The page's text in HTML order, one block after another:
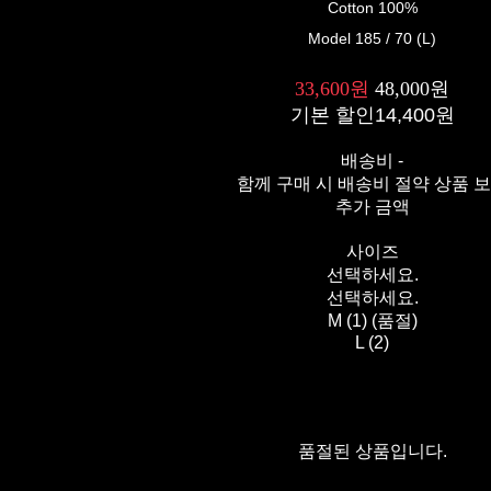
Cotton 100%
Model 185 / 70 (L)
33,600원48,000원
기본 할인 14,400원
배송비-
함께 구매 시 배송비 절약 상품
추가 금액
사이즈
선택하세요.
선택하세요.
M (1) (품절)
L (2)
품절된 상품입니다.